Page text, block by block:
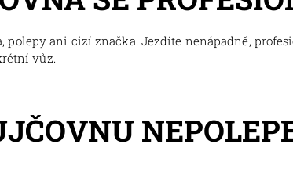
ani cizí značka. Jezdíte nenápadně,
vůz.